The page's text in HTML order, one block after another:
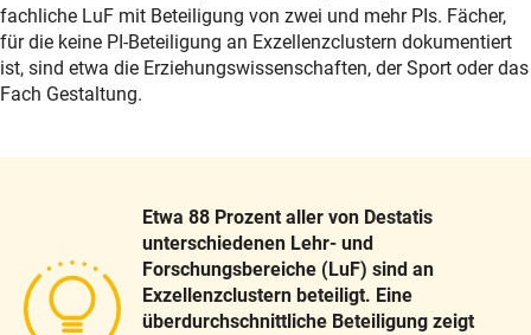
fachliche LuF mit Beteiligung von zwei und mehr PIs. Fächer,
für die keine PI-Beteiligung an Exzellenzclustern dokumentiert
ist, sind etwa die Erziehungswissenschaften, der Sport oder das
Fach Gestaltung.
Etwa 88 Prozent aller von Destatis
unterschiedenen Lehr- und
Forschungsbereiche (LuF) sind an
Exzellenzclustern beteiligt. Eine
überdurchschnittliche Beteiligung zeigt